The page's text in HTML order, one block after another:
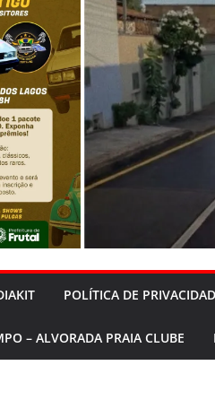
POLÍTICA DE
– ALVORADA PRAIA CLUBE